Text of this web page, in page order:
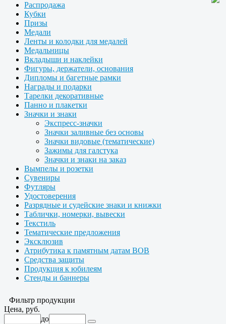
Распродажа
Кубки
Призы
Медали
Ленты и колодки для медалей
Медальницы
Вкладыши и наклейки
Фигуры, держатели, основания
Дипломы и багетные рамки
Награды и подарки
Тарелки декоративные
Панно и плакетки
Значки и знаки
Экспресс-значки
Значки заливные без основы
Значки видовые (тематические)
Зажимы для галстука
Значки и знаки на заказ
Вымпелы и розетки
Сувениры
Футляры
Удостоверения
Разрядные и судейские знаки и книжки
Таблички, номерки, вывески
Текстиль
Тематические предложения
Эксклюзив
Атрибутика к памятным датам ВОВ
Средства защиты
Продукция к юбилеям
Стенды и баннеры
Фильтр продукции
Цена, руб.
до